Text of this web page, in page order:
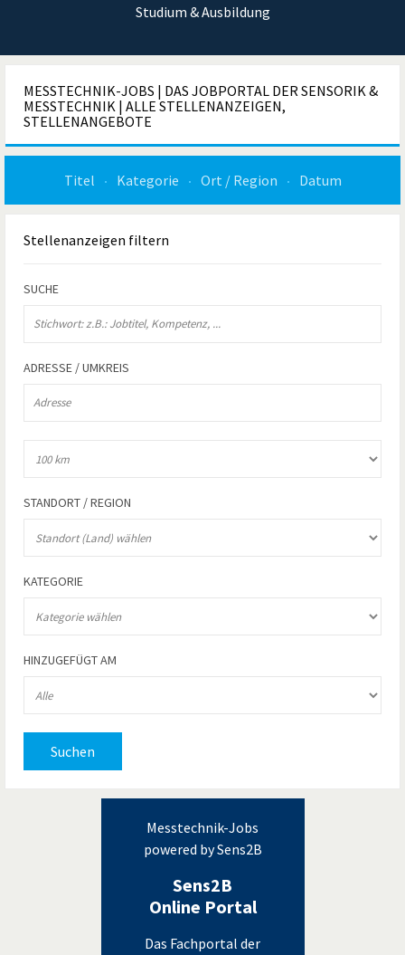
Studium & Ausbildung
MESSTECHNIK-JOBS | DAS JOBPORTAL DER SENSORIK &
MESSTECHNIK | ALLE STELLENANZEIGEN,
STELLENANGEBOTE
Titel Kategorie Ort / Region Datum
Stellenanzeigen filtern
SUCHE
ADRESSE / UMKREIS
STANDORT / REGION
KATEGORIE
HINZUGEFÜGT AM
Suchen
Messtechnik-Jobs
powered by Sens2B
Sens2B
Online Portal
Das Fachportal der